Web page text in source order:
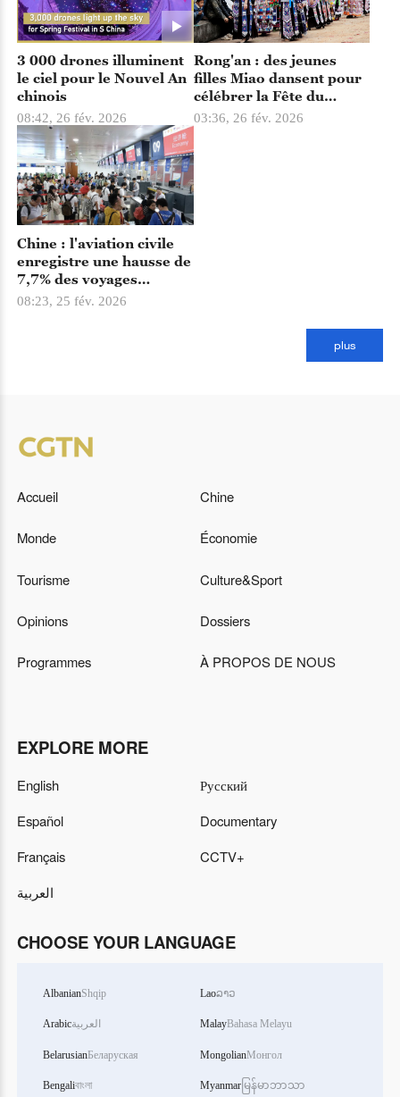
3 000 drones illuminent
le ciel pour le Nouvel An
chinois
08:42, 26 fév. 2026
Rong'an : des jeunes
filles Miao dansent pour
célébrer la Fête du
Printemps
03:36, 26 fév. 2026
Chine : l'aviation civile
enregistre une hausse de
7,7% des voyages
pendant les vacances de
08:23, 25 fév. 2026
plus
Accueil Chine
Monde Économie
Tourisme Culture&Sport
Opinions Dossiers
Programmes À PROPOS DE NOUS
EXPLORE MORE
English
Español
Français
العربية
Русский
Documentary
CCTV+
CHOOSE YOUR LANGUAGE
AlbanianShqip
Arabicالعربية
BelarusianБеларуская
Bengaliবাংলা
Laoລາວ
MalayBahasa Melayu
MongolianМонгол
Myanmar မြန်မာဘာသာ